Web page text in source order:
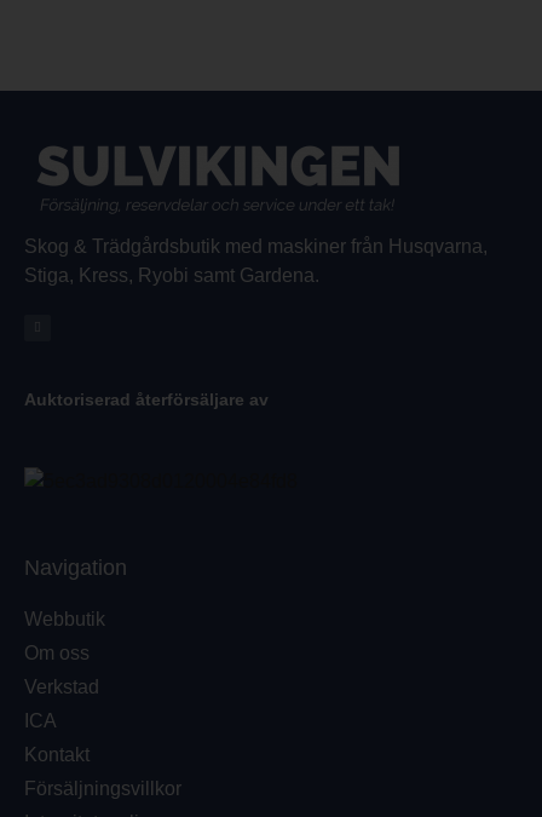
Skog & Trädgårdsbutik med maskiner från Husqvarna,
Stiga, Kress, Ryobi samt Gardena.
Auktoriserad återförsäljare av
Navigation
Webbutik
Om oss
Verkstad
ICA
Kontakt
Försäljningsvillkor